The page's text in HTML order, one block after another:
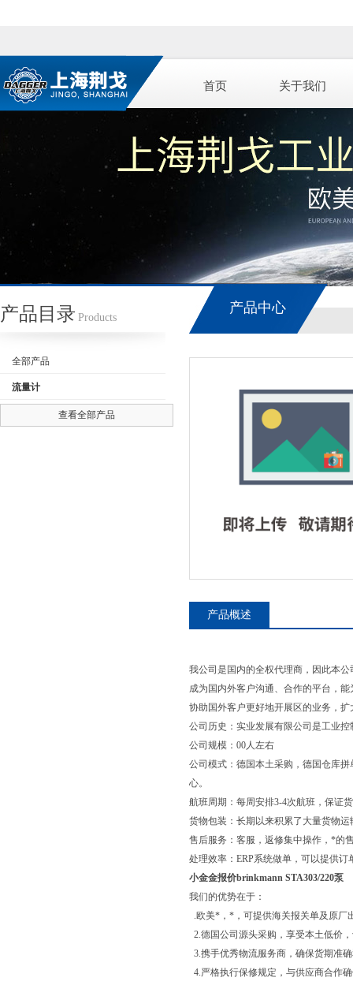
首页 关于我们
产品目录 Products
全部产品
流量计
查看全部产品
产品中心
产品概述
我公司是国内的全权代理商，因此本
成为国内外客户沟通、合作的平台，
协助国外客户更好地开展区的业务，
公司历史：实业发展有限公司是工业
公司规模：00人左右
公司模式：德国本土采购，德国仓库
心。
航班周期：每周安排3-4次航班，保证
货物包装：长期以来积累了大量货物
售后服务：客服，返修集中操作，*的
处理效率：ERP系统做单，可以提供订
小金金报价brinkmann STA303/220泵
我们的优势在于：
.欧美*，*，可提供海关报关单及原厂
2.德国公司源头采购，享受本土低价
3.携手优秀物流服务商，确保货期准
4.严格执行保修规定，与供应商合作